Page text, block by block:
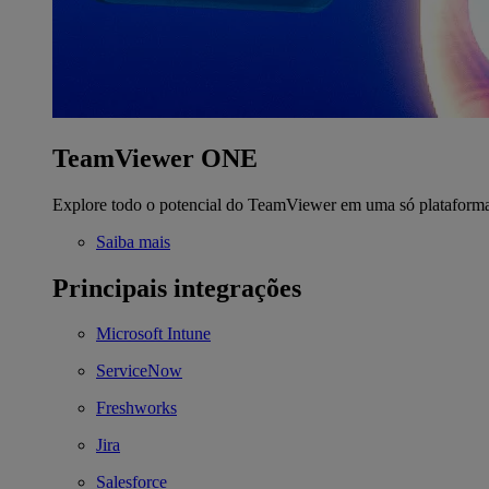
TeamViewer ONE
Explore todo o potencial do TeamViewer em uma só
Saiba mais
Principais integrações
Microsoft Intune
ServiceNow
Freshworks
Jira
Salesforce